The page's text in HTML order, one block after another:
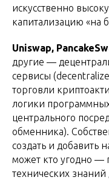
искусственно
капитализацию «на
Uniswap,
другие —
сервисы
торговли
логики
центрального
обменника).
создать и добавить
может кто угодно —
технических знаний